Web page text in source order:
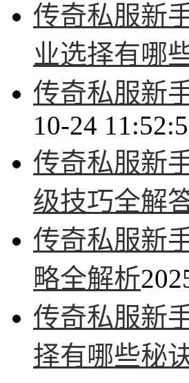
传奇私服新
业选择有哪
传奇私服新
10-24
传奇私服新
级技巧全解
传奇私服新
略全解析
传奇私服新
择有哪些秘诀